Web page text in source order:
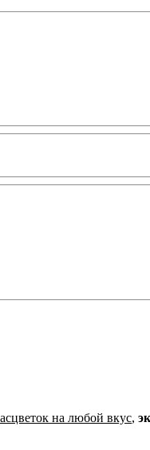
на любой вкус,